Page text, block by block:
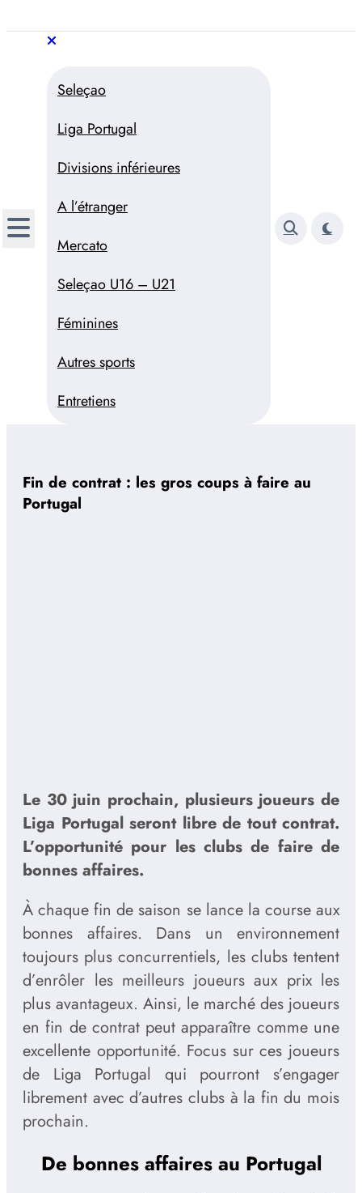
au
Trivela
L'actualité du football portugais
Seleçao
Liga Portugal
Divisions inférieures
A l’étranger
Mercato
Seleçao U16 – U21
Féminines
Autres sports
Entretiens
Fin de contrat : les gros coups à faire au
Portugal
Le 30 juin prochain, plusieurs joueurs de
Liga Portugal seront libre de tout contrat.
L’opportunité pour les clubs de faire de
bonnes affaires.
À chaque fin de saison se lance la course aux
bonnes affaires. Dans un environnement
toujours plus concurrentiels, les clubs tentent
d’enrôler les meilleurs joueurs aux prix les
plus avantageux. Ainsi, le marché des joueurs
en fin de contrat peut apparaître comme une
excellente opportunité. Focus sur ces joueurs
de Liga Portugal qui pourront s’engager
librement avec d’autres clubs à la fin du mois
prochain.
De bonnes affaires au Portugal